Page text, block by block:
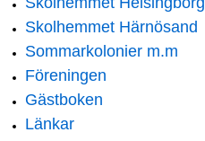
Skolhemmet Härnösand
Sommarkolonier m.m
Föreningen
Gästboken
Länkar